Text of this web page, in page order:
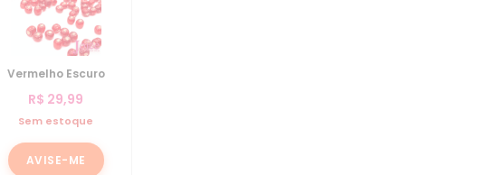
Vermelho Escuro
R$ 29,99
Sem estoque
AVISE-ME